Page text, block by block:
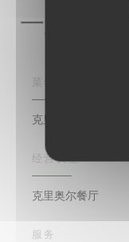
一般信息
菜肴
克里奥尔语
经营类型
克里奥尔餐厅
服务